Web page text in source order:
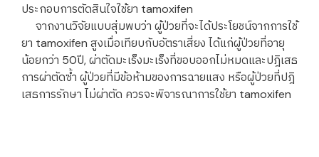
ประกอบการตัดสินใจใช้ยา tamoxifen
จากงานวิจัยแบบสุ่มพบว่า ผู้ป่วยที่จะได้ประโยชน์จากการใช้
ยา tamoxifen สูงเมื่อเทียบกับอัตราเสี่ยง ได้แก่ผู้ป่วยที่อายุ
น้อยกว่า 50ปี, ผ่าตัดมะเร็งมะเร็งที่ขอบออกไม่หมดและปฎิเสธ
การผ่าตัดซ้ำ ผู้ป่วยที่มีข้อห้ามของการฉายแสง หรือผู้ป่วยที่ปฎิ
เสธการรักษา ไม่ผ่าตัด ควรจะพิจารณาการใช้ยา tamoxifen